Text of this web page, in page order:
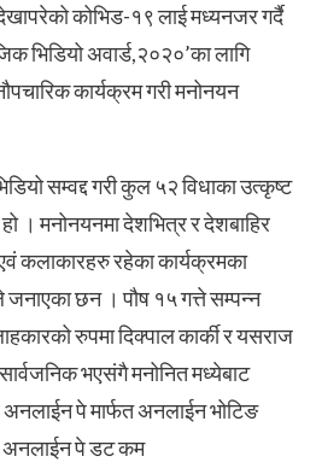
देखापरेको कोभिड-१९ लाई मध्यनजर गर्दै
भिडियो अवार्ड,२०२०’का लागि
कार्यक्रम गरी मनोनयन
सम्वद्द गरी कुल ५२ विधाका उत्कृष्ट
। मनोनयनमा देशभित्र र देशबाहिर
कलाकारहरु रहेका कार्यक्रमका
छन । पौष १५ गत्ते सम्पन्न
रुपमा दिक्पाल कार्की र यसराज
भएसंगै मनोनित मध्येबाट
पे मार्फत अनलाईन भोटिङ
पे डट कम